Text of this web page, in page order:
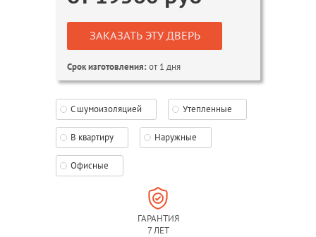
ЗАКАЗАТЬ ЭТУ ДВЕРЬ
Срок изготовления:от 1 дня
С шумоизоляцией Утепленные
В квартиру Наружные
Офисные
ГАРАНТИЯ
7 ЛЕТ